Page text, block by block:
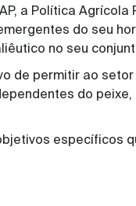
a Política Agrícola
do seu
no seu
de permitir ao
do peixe,
específicos